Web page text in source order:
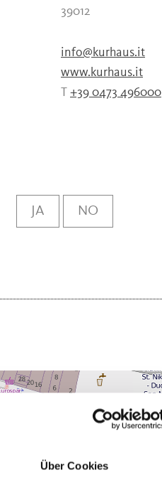
Über Cookies
39012
info@kurhaus.it
www.kurhaus.it
T +39 0473 496000
JA NO